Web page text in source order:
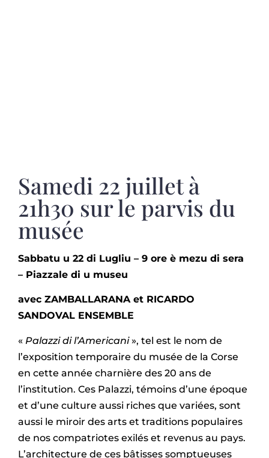
Samedi 22 juillet à
21h30 sur le parvis du
musée
Sabbatu u 22 di Lugliu – 9 ore è mezu di sera
– Piazzale di u museu
avec ZAMBALLARANA et RICARDO
SANDOVAL ENSEMBLE
« Palazzi di l’Americani», tel est le nom de
l’exposition temporaire du musée de la Corse
en cette année charnière des 20 ans de
l’institution. Ces Palazzi, témoins d’une époque
et d’une culture aussi riches que variées, sont
aussi le miroir des arts et traditions populaires
de nos compatriotes exilés et revenus au pays.
L’architecture de ces bâtisses somptueuses